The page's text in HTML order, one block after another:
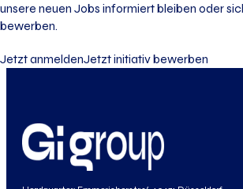
unsere neuen Jobs informiert bleiben oder
bewerben.
Jetzt anmeldenJetzt initiativ bewerben